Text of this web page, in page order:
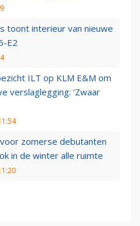
toont interieur van nieuwe
E2
ILT op KLM E&M om
verslaglegging: ‘Zwaar
zomerse debutanten
in de winter alle ruimte